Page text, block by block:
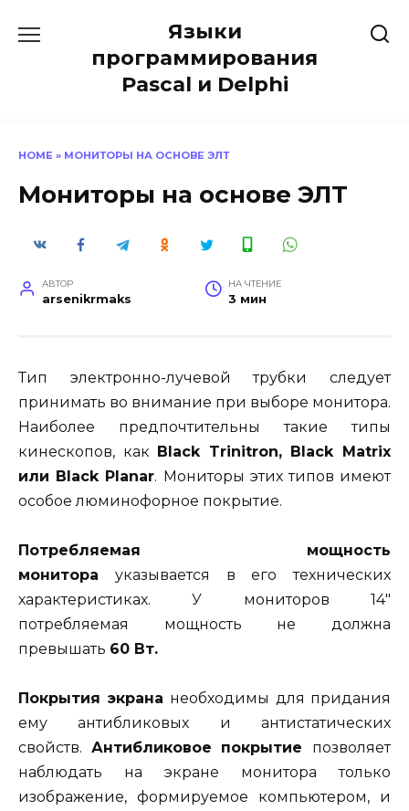
содержанию
Языки
программирования
Pascal и Delphi
HOME » МОНИТОРЫ НА ОСНОВЕ ЭЛТ
Мониторы на основе ЭЛТ
АВТОР
arsenikrmaks
НА ЧТЕНИЕ
3 мин
Тип электронно-лучевой трубки следует
принимать во внимание при выборе монитора.
Наиболее предпочтительны такие типы
кинескопов, как Black Trinitron, Black Matrix
или Black Planar. Мониторы этих типов имеют
особое люминофорное покрытие.
Потребляемая мощность
монитора указывается в его технических
характеристиках. У мониторов 14″
потребляемая мощность не должна
превышать 60 Вт.
Покрытия экрана необходимы для придания
ему антибликовых и антистатических
свойств. Антибликовое покрытие позволяет
наблюдать на экране монитора только
изображение, формируемое компьютером, и